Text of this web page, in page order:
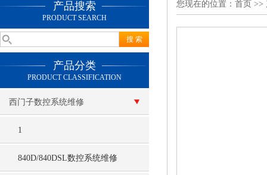
产品搜索
PRODUCT SEARCH
产品分类
PRODUCT CLASSIFICATION
西门子数控系统维修
1
840D/840DSL数控系统维修
您现在的位置： 首页 >>